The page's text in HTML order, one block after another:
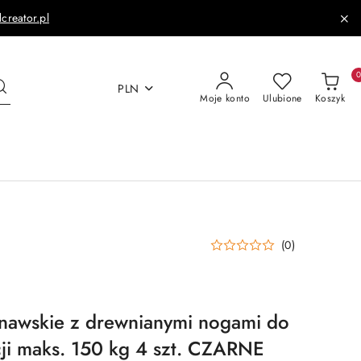
PLN
Moje konto Ulubione Koszyk
0
(0)
z drewnianymi nogami do
maks. 150 kg 4 szt. CZARNE